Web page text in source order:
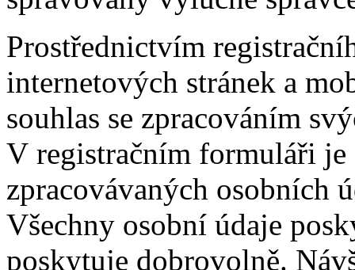
Prostřednictvím
internetových stránek a
souhlas se zpracováním
V registračním formuláři je
zpracovávaných osobních
Všechny osobní údaje
poskytuje dobrovolně.